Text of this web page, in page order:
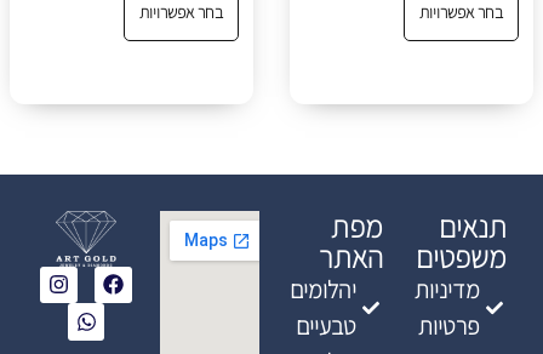
בחר אפשרויות בחר אפשרויות
מפת
האתר
יהלומים
טבעיים
תנאים
משפטים
מדיניות
פרטיות